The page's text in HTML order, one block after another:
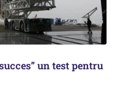
un test pentru